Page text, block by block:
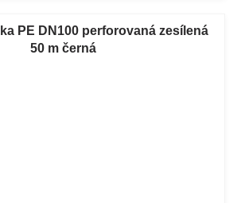
PE DN100 perforovaná zesílená
50 m černá